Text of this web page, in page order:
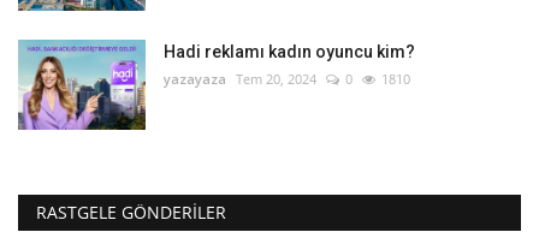
Hadi reklamı kadın oyuncu kim?
yazayaza Tem 20, 2024 0 1810
RASTGELE GÖNDERILER